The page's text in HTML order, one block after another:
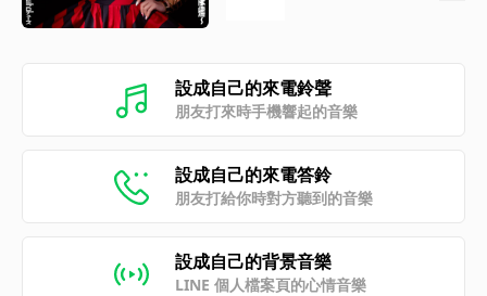
設成自己的來電鈴聲
朋友打來時手機響起的音樂
設成自己的來電答鈴
朋友打給你時對方聽到的音樂
設成自己的背景音樂
LINE 個人檔案頁的心情音樂